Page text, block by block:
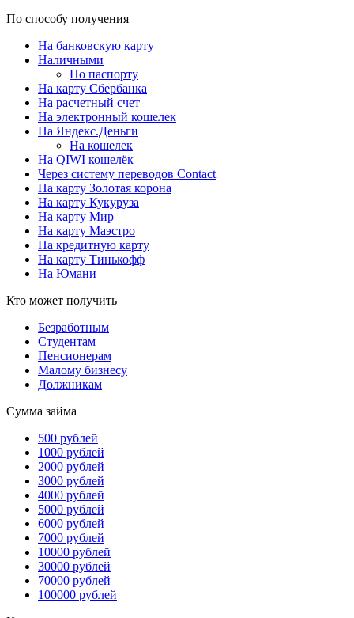
По способу получения
На банковскую карту
Наличными
По паспорту
На карту Сбербанка
На расчетный счет
На электронный кошелек
На Яндекс.Деньги
На кошелек
На QIWI кошелёк
Через систему переводов Contact
На карту Золотая корона
На карту Кукуруза
На карту Мир
На карту Маэстро
На кредитную карту
На карту Тинькофф
На Юмани
Кто может получить
Безработным
Студентам
Пенсионерам
Малому бизнесу
Должникам
Сумма займа
500 рублей
1000 рублей
2000 рублей
3000 рублей
4000 рублей
5000 рублей
6000 рублей
7000 рублей
10000 рублей
30000 рублей
70000 рублей
100000 рублей